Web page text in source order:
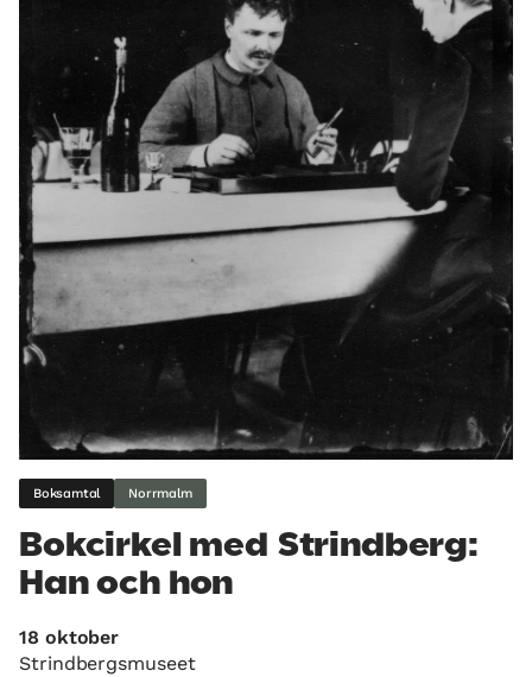
Boksamtal Norrmalm
Bokcirkel med Strindberg:
Han och hon
18 oktober
Strindbergsmuseet